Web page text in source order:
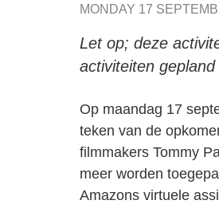
MONDAY 17
Let op; deze
activiteiten gepland
Op maandag 17
teken van de
filmmakers Tommy
meer worden
Amazons virtuele